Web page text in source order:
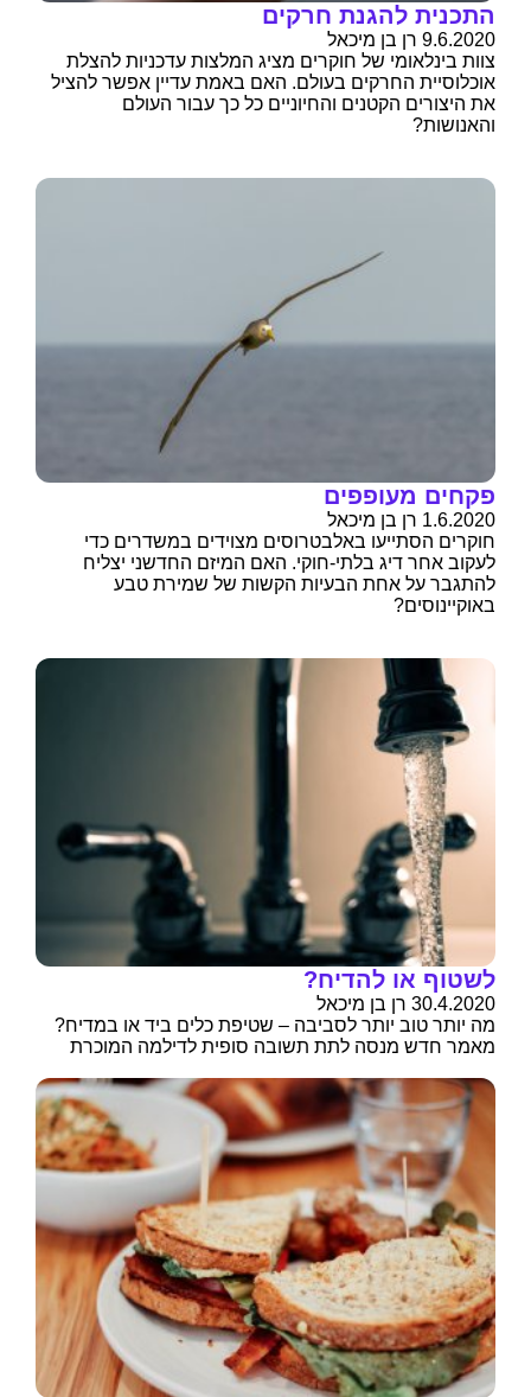
התכנית להגנת חרקים
9.6.2020 רן בן מיכאל
צוות בינלאומי של חוקרים מציג המלצות עדכניות להצלת
אוכלוסיית החרקים בעולם. האם באמת עדיין אפשר להציל
את היצורים הקטנים והחיוניים כל כך עבור העולם
והאנושות?
פקחים מעופפים
1.6.2020 רן בן מיכאל
חוקרים הסתייעו באלבטרוסים מצוידים במשדרים כדי
לעקוב אחר דיג בלתי-חוקי. האם המיזם החדשני יצליח
להתגבר על אחת הבעיות הקשות של שמירת טבע
באוקיינוסים?
לשטוף או להדיח?
30.4.2020 רן בן מיכאל
מה יותר טוב יותר לסביבה – שטיפת כלים ביד או במדיח?
מאמר חדש מנסה לתת תשובה סופית לדילמה המוכרת